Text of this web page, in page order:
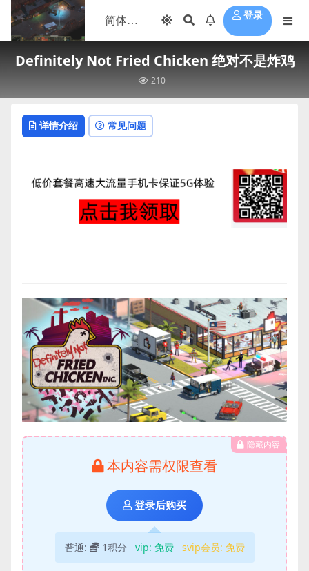
登录
Definitely Not Fried Chicken 绝对不是炸鸡
210
详情介绍 常见问题
隐藏内容
本内容需权限查看
登录后购买
普通: 1积分 vip: 免费 svip会员: 免费